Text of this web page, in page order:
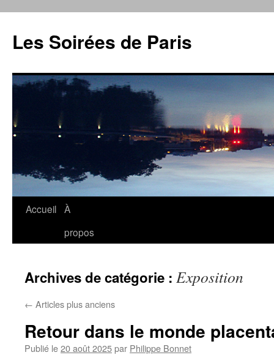
contenu
Les Soirées de Paris
Accueil À
propos
Archives de catégorie : Exposition
← Articles plus anciens
Retour dans le monde
Publié le20 août 2025par Philippe Bonnet